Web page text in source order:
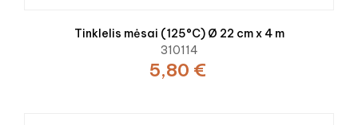
Tinklelis mėsai (125°C) Ø 22 cm x 4 m
310114
5,80 €